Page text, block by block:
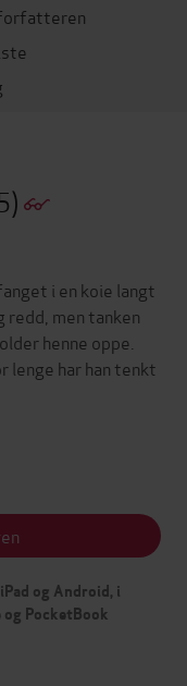
forfatteren
i en koie langt
men tanken
henne oppe.
lenge har han tenkt
og Android, i
og PocketBook